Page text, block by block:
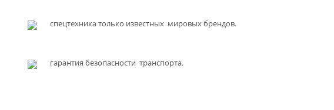
спецтехника только известных мировых брендов.
гарантия безопасности транспорта.